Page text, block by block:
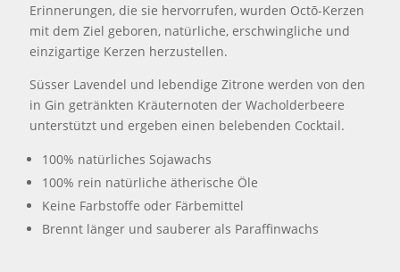
Erinnerungen, die sie hervorrufen, wurden Octō-Kerzen
mit dem Ziel geboren, natürliche, erschwingliche und
einzigartige Kerzen herzustellen.
Süsser Lavendel und lebendige Zitrone werden von den
in Gin getränkten Kräuternoten der Wacholderbeere
unterstützt und ergeben einen belebenden Cocktail.
100% natürliches Sojawachs
100% rein natürliche ätherische Öle
Keine Farbstoffe oder Färbemittel
Brennt länger und sauberer als Paraffinwachs